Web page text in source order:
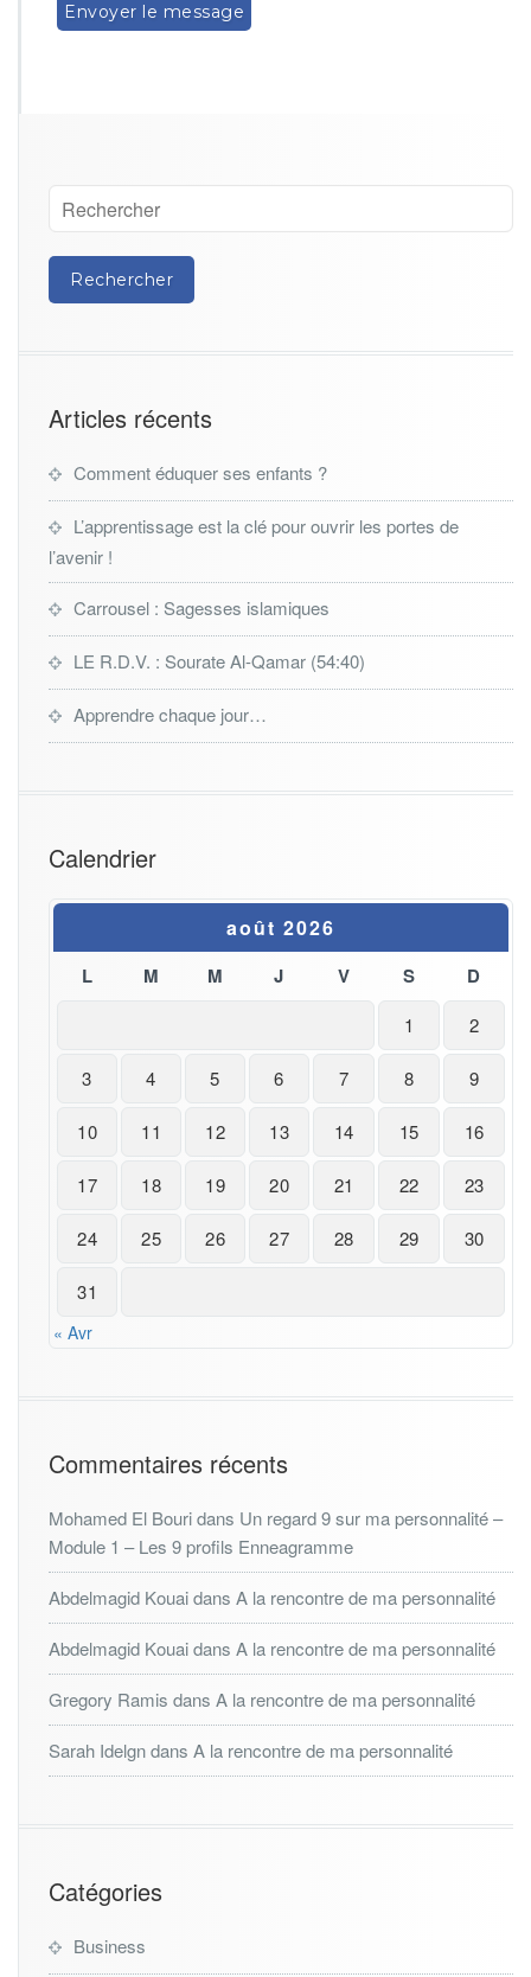
Articles récents
Comment éduquer ses enfants ?
L’apprentissage est la clé pour ouvrir les portes de
l’avenir !
Carrousel : Sagesses islamiques
LE R.D.V. : Sourate Al-Qamar (54:40)
Apprendre chaque jour…
Calendrier
août 2026
L M M J V S D
1 2
3 4 5 6 7 8 9
10 11 12 13 14 15 16
17 18 19 20 21 22 23
24 25 26 27 28 29 30
31
« Avr
Commentaires récents
Mohamed El Bouridans Un regard 9 sur ma personnalité –
Module 1 – Les 9 profils Enneagramme
Abdelmagid Kouaidans A la rencontre de ma personnalité
Abdelmagid Kouaidans A la rencontre de ma personnalité
Gregory Ramis dans A la rencontre de ma personnalité
Sarah Idelgndans A la rencontre de ma personnalité
Catégories
Business